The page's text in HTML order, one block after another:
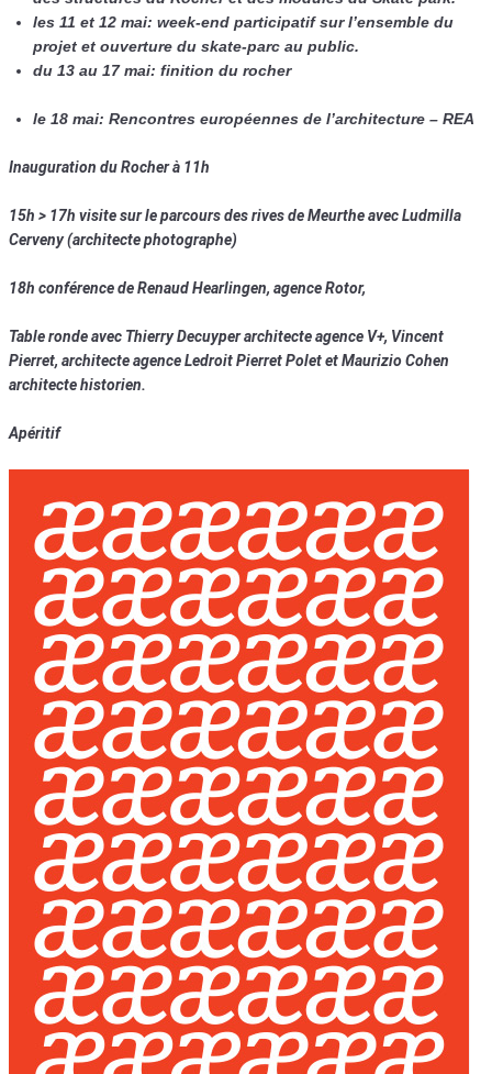
les 11 et 12 mai: week-end participatif sur l’ensemble du
projet et ouverture du skate-parc au public.
du 13 au 17 mai: finition du rocher
le 18 mai: Rencontres européennes de l’architecture – REA
Inauguration du Rocher à 11h
15h > 17h visite sur le parcours des rives de Meurthe avec Ludmilla
Cerveny (architecte photographe)
18h conférence de Renaud Hearlingen, agence Rotor,
Table ronde avec Thierry Decuyper architecte agence V+, Vincent
Pierret, architecte agence Ledroit Pierret Polet et Maurizio Cohen
architecte historien.
Apéritif